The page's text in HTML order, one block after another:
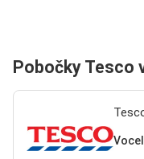
Pobočky Tesco